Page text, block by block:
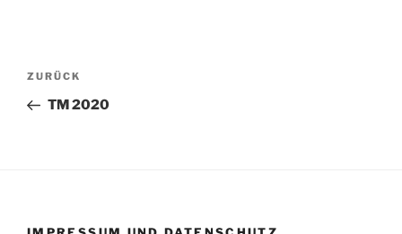
Beitragsnavigation
Vorheriger
Beitrag
ZURÜCK
TM 2020